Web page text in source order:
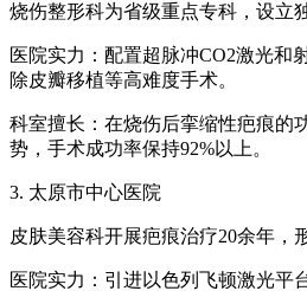
烧伤整形科为省级重点专科，设立
医院实力：配置超脉冲CO2激光和
除皮瓣移植等高难度手术。
科室擅长：在烧伤后挛缩性疤痕的
势，手术成功率保持92%以上。
3. 太原市中心医院
皮肤美容科开展疤痕治疗20余年，
医院实力：引进以色列飞顿激光平